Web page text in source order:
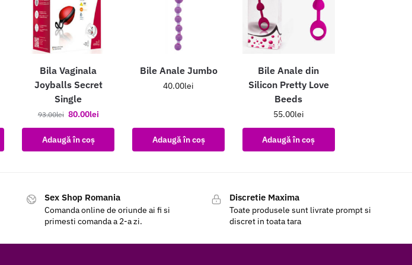
Bila Vaginala
Joyballs Secret
Single
93.00lei 80.00lei
Adaugă în coș
Bile Anale Jumbo
40.00lei
Adaugă în coș
Bile Anale din
Silicon Pretty Love
Beeds
55.00lei
Adaugă în coș
Sex Shop Romania
Comanda online de oriunde ai fi si
primesti comanda a 2-a zi.
Discretie Maxima
Toate produsele sunt livrate prompt si
discret in toata tara